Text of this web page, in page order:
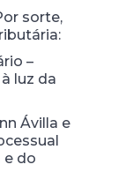
sorte,
–
luz da
Ávilla e
e do